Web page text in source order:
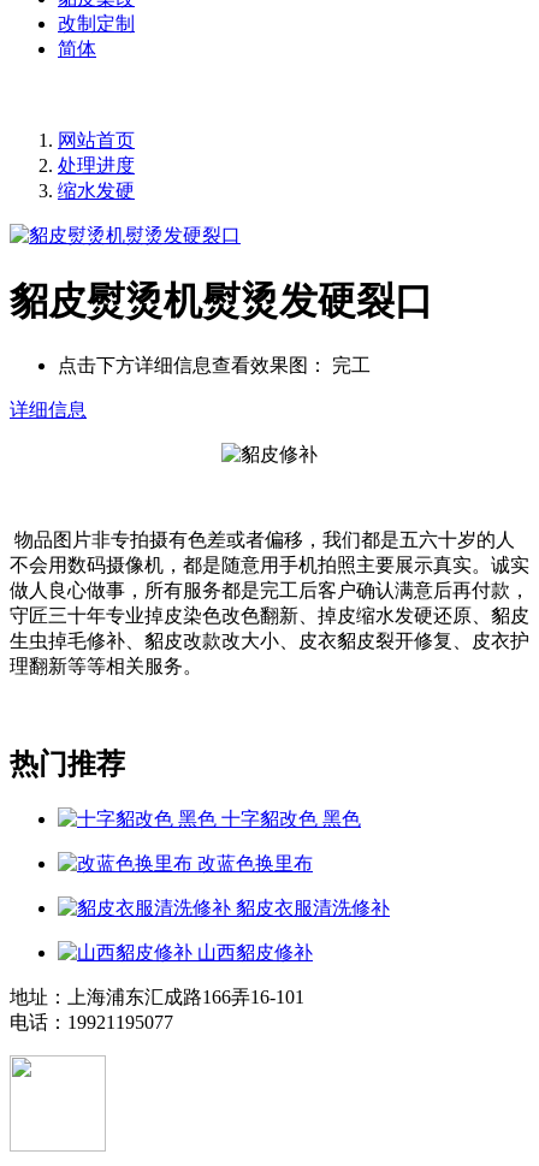
改制定制
简体
网站首页
处理进度
缩水发硬
貂皮熨烫机熨烫发硬裂口
点击下方详细信息查看效果图： 完工
详细信息
物品图片非专拍摄有色差或者偏移，我们都是五六十岁的人
不会用数码摄像机，都是随意用手机拍照主要展示真实。诚实
做人良心做事，所有服务都是完工后客户确认满意后再付款，
守匠三十年专业掉皮染色改色翻新、掉皮缩水发硬还原、貂皮
生虫掉毛修补、貂皮改款改大小、皮衣貂皮裂开修复、皮衣护
理翻新等等相关服务。
热门推荐
十字貂改色 黑色
改蓝色换里布
貂皮衣服清洗修补
山西貂皮修补
地址：上海浦东汇成路166弄16-101
电话：19921195077